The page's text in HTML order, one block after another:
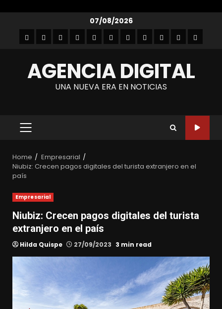
content
07/08/2026
InicioEmpresarial
Entretenimiento
Entrevistas
AutosGastronomía
Lanzamientos
NoticiasModa
belleza
Tecnología
AGENCIA DIGITAL
UNA NUEVA ERA EN NOTICIAS
PRIMARY
Home
Empresarial
Niubiz: Crecen pagos digitales del turista extranjero en el
país
Empresarial
Niubiz: Crecen pagos digitales del turista
extranjero en el país
Hilda Quispe 27/09/2023 3 min read